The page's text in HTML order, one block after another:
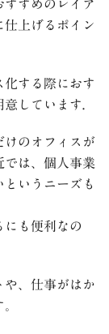
すめのレイア
仕上げるポイン
する際におす
しています.
けのオフィスが
では、個人事業
いうニーズも
にも便利なの
や、仕事がはか